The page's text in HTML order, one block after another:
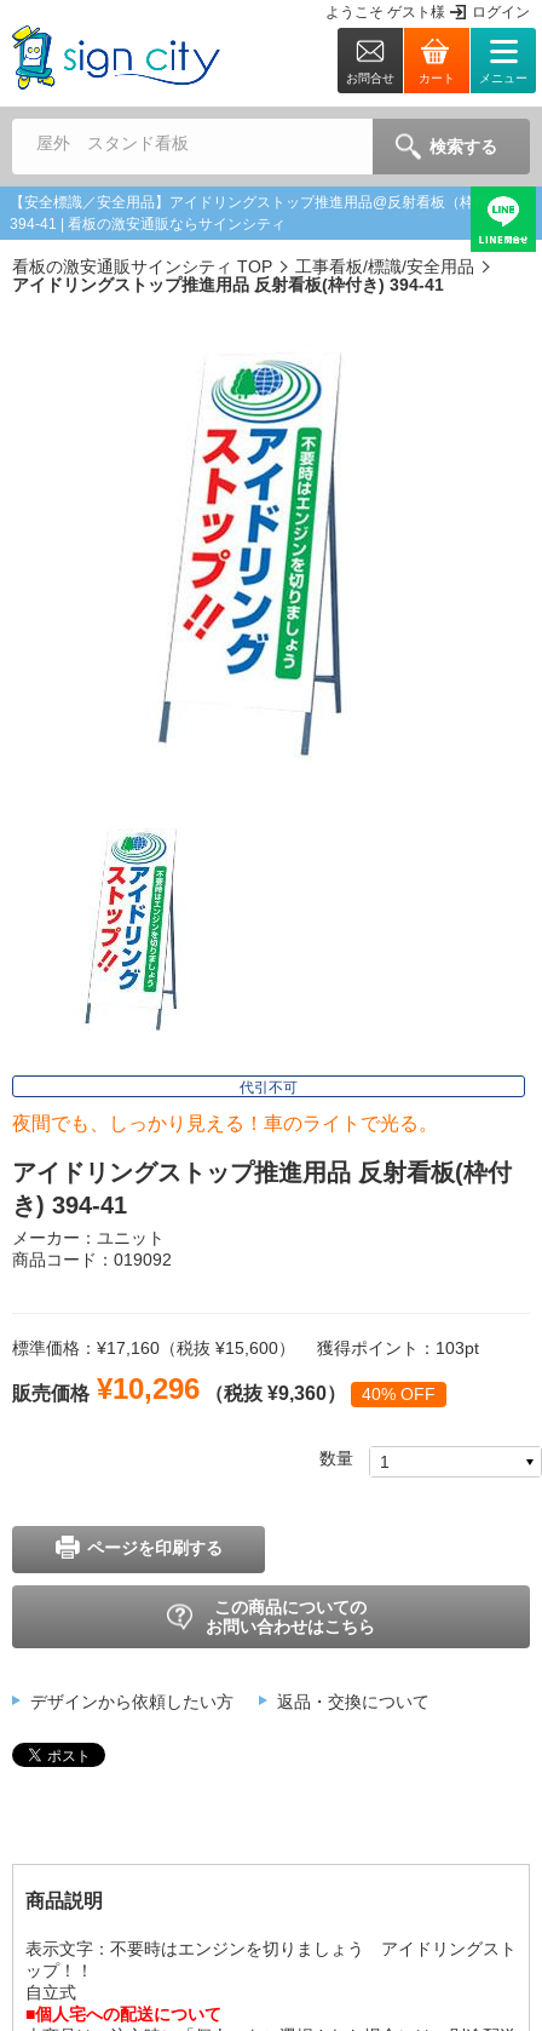
ようこそ ゲスト 様 ログイン
お問合せ カート メニュー
屋外 スタンド看板 検索する
【安全標識／安全用品】アイドリングストップ推進用品@反射看板（枠付き）
394-41 | 看板の激安通販ならサインシティ
看板の激安通販サインシティ TOP
工事看板/標識/安全用品
アイドリングストップ推進用品 反射看板(枠付き) 394-41
代引不可
夜間でも、しっかり見える！車のライトで光る。
アイドリングストップ推進用品 反射看板(枠付
き) 394-41
メーカー：ユニット
商品コード：019092
標準価格：¥17,160（税抜 ¥15,600） 獲得ポイント：103pt
販売価格 ¥10,296 （税抜 ¥9,360） 40% OFF
数量
ページを印刷する
この商品についての
お問い合わせはこちら
デザインから依頼したい方 返品・交換について
商品説明
表示文字：不要時はエンジンを切りましょう アイドリングスト
ップ！！
自立式
■個人宅への配送について